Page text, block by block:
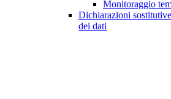
Monitoraggio
Dichiarazioni
dei dati